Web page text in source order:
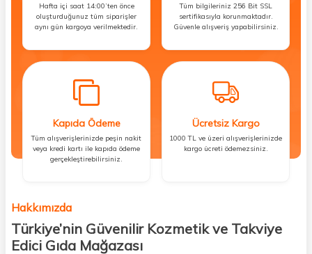
Hafta içi saat 14:00’ten önce
oluşturduğunuz tüm siparişler
aynı gün kargoya verilmektedir.
Tüm bilgileriniz 256 Bit SSL
sertifikasıyla korunmaktadır.
Güvenle alışveriş yapabilirsiniz.
Kapıda Ödeme
Tüm alışverişlerinizde peşin nakit
veya kredi kartı ile kapıda ödeme
gerçekleştirebilirsiniz.
Ücretsiz Kargo
1000 TL ve üzeri alışverişlerinizde
kargo ücreti ödemezsiniz.
Hakkımızda
Türkiye’nin Güvenilir Kozmetik ve Takviye
Edici Gıda Mağazası